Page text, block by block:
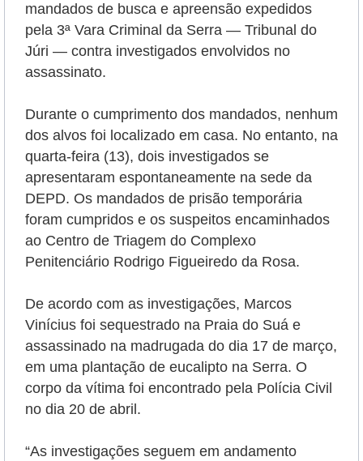
mandados de busca e apreensão expedidos
pela 3ª Vara Criminal da Serra — Tribunal do
Júri — contra investigados envolvidos no
assassinato.
Durante o cumprimento dos mandados, nenhum
dos alvos foi localizado em casa. No entanto, na
quarta-feira (13), dois investigados se
apresentaram espontaneamente na sede da
DEPD. Os mandados de prisão temporária
foram cumpridos e os suspeitos encaminhados
ao Centro de Triagem do Complexo
Penitenciário Rodrigo Figueiredo da Rosa.
De acordo com as investigações, Marcos
Vinícius foi sequestrado na Praia do Suá e
assassinado na madrugada do dia 17 de março,
em uma plantação de eucalipto na Serra. O
corpo da vítima foi encontrado pela Polícia Civil
no dia 20 de abril.
“As investigações seguem em andamento